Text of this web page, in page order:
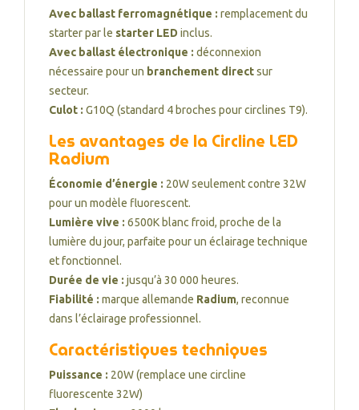
Avec ballast ferromagnétique : remplacement du
starter par le starter LED inclus.
Avec ballast électronique : déconnexion
nécessaire pour un branchement directsur
secteur.
Culot : G10Q (standard 4 broches pour circlines T9).
Les avantages de la Circline LED
Radium
Économie d’énergie : 20W seulement contre 32W
pour un modèle fluorescent.
Lumière vive : 6500K blanc froid, proche de la
lumière du jour, parfaite pour un éclairage technique
et fonctionnel.
Durée de vie : jusqu’à 30 000 heures.
Fiabilité : marque allemande Radium, reconnue
dans l’éclairage professionnel.
Caractéristiques techniques
Puissance : 20W (remplace une circline
fluorescente 32W)